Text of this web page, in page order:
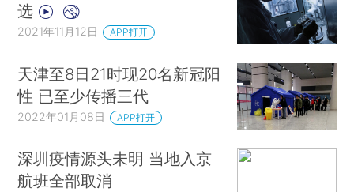
选
2021年11月12日 APP打开
天津至8日21时现20名新冠阳
性 已至少传播三代
2022年01月08日 APP打开
深圳疫情源头未明 当地入京
航班全部取消